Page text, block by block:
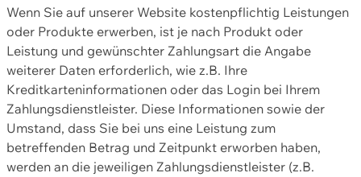
Wenn Sie auf unserer Website kostenpflichtig Leistungen
oder Produkte erwerben, ist je nach Produkt oder
Leistung und gewünschter Zahlungsart die Angabe
weiterer Daten erforderlich, wie z.B. Ihre
Kreditkarteninformationen oder das Login bei Ihrem
Zahlungsdienstleister. Diese Informationen sowie der
Umstand, dass Sie bei uns eine Leistung zum
betreffenden Betrag und Zeitpunkt erworben haben,
werden an die jeweiligen Zahlungsdienstleister (z.B.